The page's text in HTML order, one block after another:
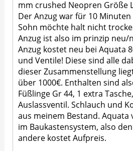
mm crushed Neopren Größe
Der Anzug war für 10
Sohn möchte halt nicht
Anzug ist also im prinzip neu/
Anzug kostet neu bei Aquata
und Ventile! Diese sind alle
dieser Zusammenstellung
über 1000€. Enthalten sind
Füßlinge Gr 44, 1 extra
Auslassventil. Schlauch und
aus meinem Bestand. Aquata
im Baukastensystem, also
andere kostet Aufpreis.